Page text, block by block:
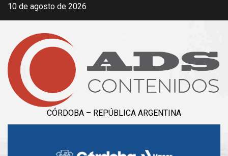
Saltar
10 de agosto de 2026
CÓRDOBA – REPÚBLICA ARGENTINA